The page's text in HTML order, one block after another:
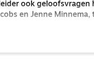
ook geloofsvragen
en Jenne Minnema,